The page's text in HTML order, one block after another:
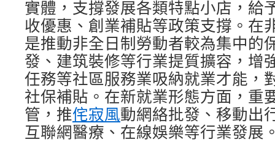
實體，支撐發展各類特點小店，給
收優惠、創業補貼等政策支撐。在
是推動非全日制勞動者較為集中的
發、建筑裝修等行業提質擴容，增
任務等社區服務業吸納就業才能，
社保補貼。在新就業形態方面，重
管，推侘寂風動網絡批發、移動出
互聯網醫療、在線娛樂等行業發展